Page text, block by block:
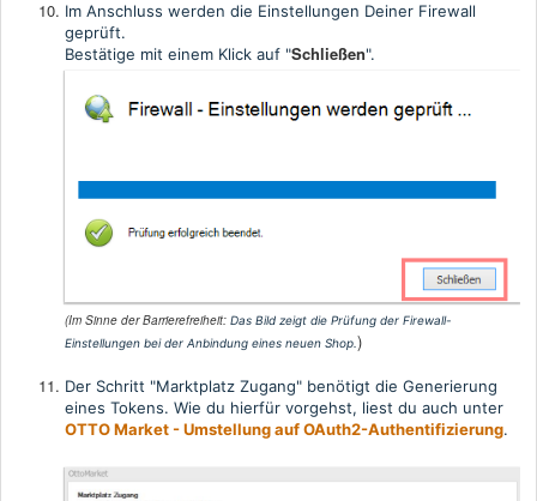
Im Anschluss werden die Einstellungen Deiner Firewall
geprüft.
Bestätige mit einem Klick auf "Schließen".
(Im Sinne der Barrierefreiheit: Das Bild zeigt die Prüfung der Firewall-
Einstellungen bei der Anbindung eines neuen Shop )
Der Schritt "Marktplatz Zugang" benötigt die Generierung
eines Tokens. Wie du hierfür vorgehst, liest du auch unter
OTTO Market - Umstellung auf OAuth2-Authentifizierung.